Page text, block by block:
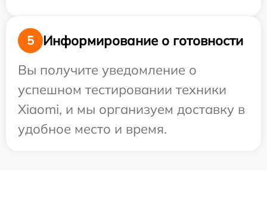
5
Информирование о готовности
Вы получите уведомление о
успешном тестировании техники
Xiaomi, и мы организуем доставку в
удобное место и время.